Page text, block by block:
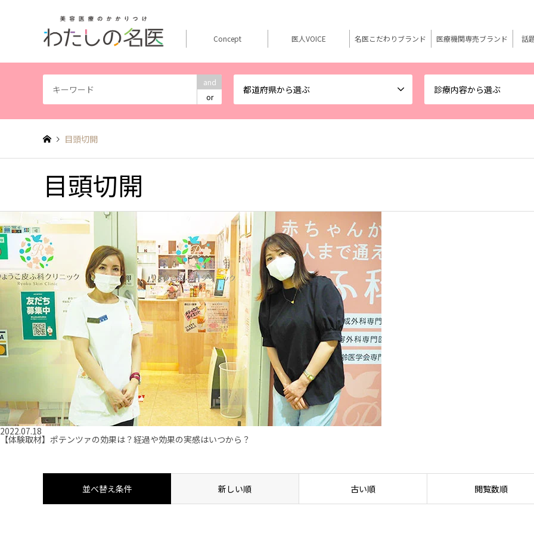
and
or
都道府県から選ぶ 診療内容から選ぶ
Concept 医人VOICE 名医こだわりブランド 医療機関専売ブランド 話
目頭切開
目頭切開
2022.07.18
【体験取材】ポテンツァの効果は？経過や効果の実感はいつから？
並べ替え条件 新しい順 古い順 閲覧数順